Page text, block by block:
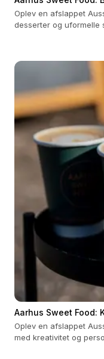
Oplev en afslappet
desserter og uformelle
Aarhus Sweet Food:
Oplev en afslappet
med kreativitet og